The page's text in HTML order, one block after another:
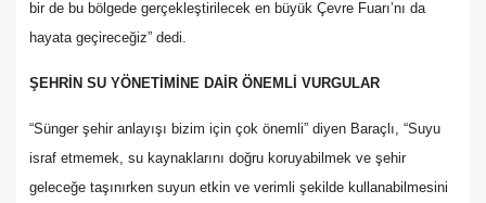
bir de bu bölgede gerçekleştirilecek en büyük Çevre Fuarı’nı da
hayata geçireceğiz” dedi.
ŞEHRİN SU YÖNETİMİNE DAİR ÖNEMLİ VURGULAR
“Sünger şehir anlayışı bizim için çok önemli” diyen Baraçlı, “Suyu
israf etmemek, su kaynaklarını doğru koruyabilmek ve şehir
geleceğe taşınırken suyun etkin ve verimli şekilde kullanabilmesini